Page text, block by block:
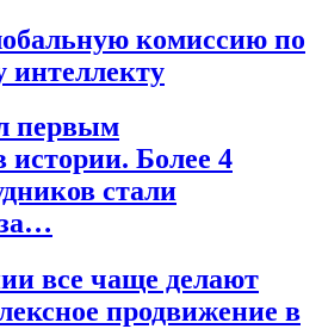
комиссию по
интеллекту
первым
истории. Более 4
стали
все чаще делают
продвижение в